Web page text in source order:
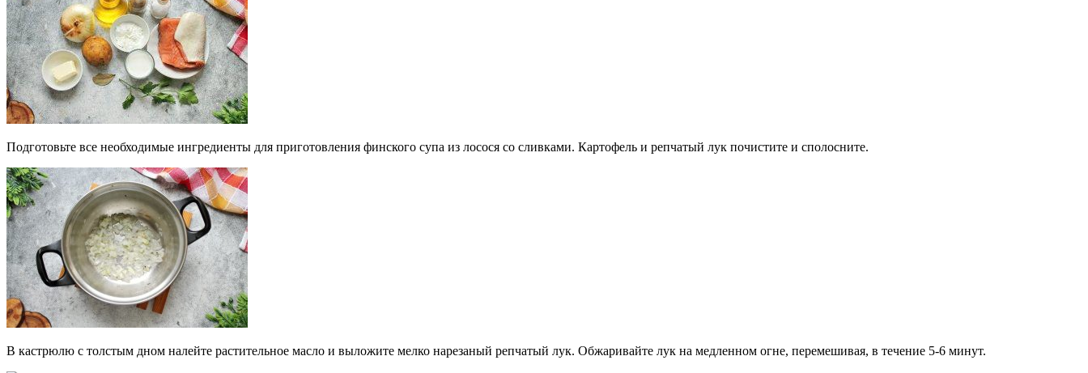
Подготовьте все необходимые ингредиенты для приготовления финского супа из лосося со сливками. Картофель и репчатый лук почистите и сполосните.
В кастрюлю с толстым дном налейте растительное масло и выложите мелко нарезаный репчатый лук. Обжаривайте лук на медленном огне, перемешивая, в течение 5-6 минут.